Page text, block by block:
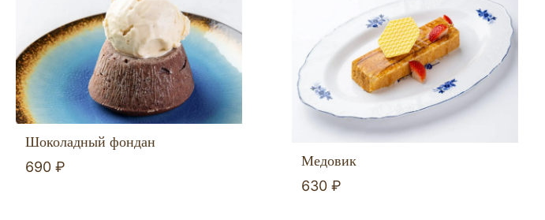
Шоколадный фондан
690 ₽ Медовик
630 ₽